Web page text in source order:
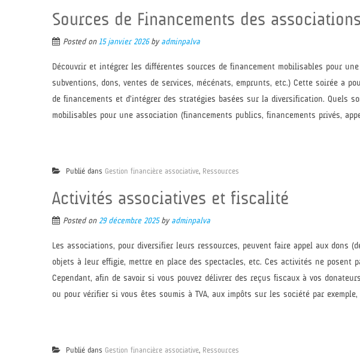
Sources de Financements des associations
Posted on 15 janvier 2026by adminpalva
Découvrir et intégrer les différentes sources de financement mobilisables pour
subventions, dons, ventes de services, mécénats, emprunts, etc.) Cette soirée a
de financements et d’intégrer des stratégies basées sur la diversification. Quels
mobilisables pour une association (financements publics, financements privés,
Publié dans Gestion financière associative, Ressources
Activités associatives et fiscalité
Posted on 29 décembre 2025by adminpalva
Les associations, pour diversifier leurs ressources, peuvent faire appel aux dons
objets à leur effigie, mettre en place des spectacles, etc. Ces activités ne posent
Cependant, afin de savoir si vous pouvez délivrer des reçus fiscaux à vos
ou pour vérifier si vous êtes soumis à TVA, aux impôts sur les société par
Publié dans Gestion financière associative, Ressources